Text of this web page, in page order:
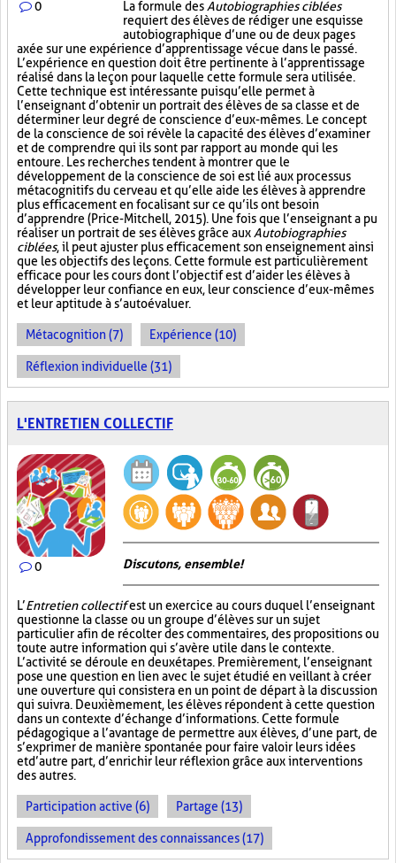
0 La formule des Autobiographies ciblées
requiert des élèves de rédiger une esquisse
autobiographique d’une ou de deux pages
axée sur une expérience d’apprentissage vécue dans le passé.
L’expérience en question doit être pertinente à l’apprentissage
réalisé dans la leçon pour laquelle cette formule sera utilisée.
Cette technique est intéressante puisqu’elle permet à
l’enseignant d’obtenir un portrait des élèves de sa classe et de
déterminer leur degré de conscience d’eux-mêmes. Le concept
de la conscience de soi révèle la capacité des élèves d’examiner
et de comprendre qui ils sont par rapport au monde qui les
entoure. Les recherches tendent à montrer que le
développement de la conscience de soi est lié aux processus
métacognitifs du cerveau et qu’elle aide les élèves à apprendre
plus efficacement en focalisant sur ce qu’ils ont besoin
d’apprendre (Price-Mitchell, 2015). Une fois que l’enseignant a pu
réaliser un portrait de ses élèves grâce aux Autobiographies
ciblées, il peut ajuster plus efficacement son enseignement ainsi
que les objectifs des leçons. Cette formule est particulièrement
efficace pour les cours dont l’objectif est d’aider les élèves à
développer leur confiance en eux, leur conscience d’eux-mêmes
et leur aptitude à s’autoévaluer.
Métacognition (7) Expérience (10)
Réflexion individuelle (31)
L'ENTRETIEN COLLECTIF
0 Discutons, ensemble!
L’Entretien collectifest un exercice au cours duquel l’enseignant
questionne la classe ou un groupe d’élèves sur un sujet
particulier afin de récolter des commentaires, des propositions ou
toute autre information qui s’avère utile dans le contexte.
L’activité se déroule en deux étapes. Premièrement, l’enseignant
pose une question en lien avec le sujet étudié en veillant à créer
une ouverture qui consistera en un point de départ à la discussion
qui suivra. Deuxièmement, les élèves répondent à cette question
dans un contexte d’échange d’informations. Cette formule
pédagogique a l’avantage de permettre aux élèves, d’une part, de
s’exprimer de manière spontanée pour faire valoir leurs idées
et d’autre part, d’enrichir leur réflexion grâce aux interventions
des autres.
Participation active (6) Partage (13)
Approfondissement des connaissances (17)